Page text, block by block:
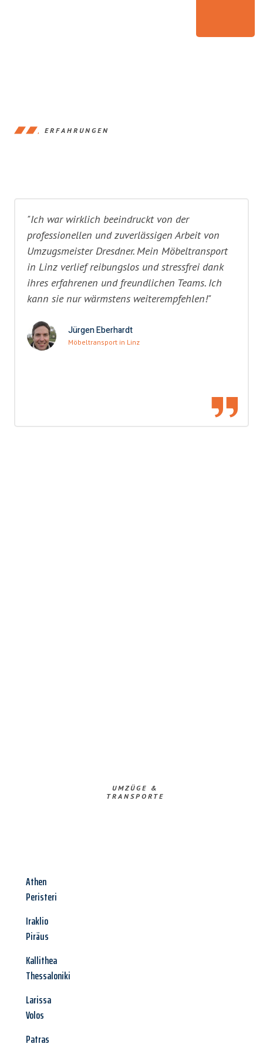
ERFAHRUNGEN
"Ich war wirklich beeindruckt von der
professionellen und zuverlässigen Arbeit von
Umzugsmeister Dresdner. Mein Möbeltransport
in Linz verlief reibungslos und stressfrei dank
ihres erfahrenen und freundlichen Teams. Ich
kann sie nur wärmstens weiterempfehlen!"
Jürgen Eberhardt
Möbeltransport in Linz
UMZÜGE &
TRANSPORTE
Athen
Peristeri
Iraklio
Piräus
Kallithea
Thessaloniki
Larissa
Volos
Patras